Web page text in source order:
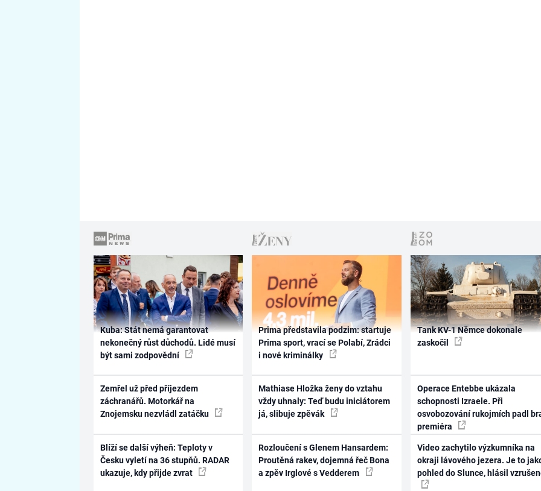
Kuba: Stát nemá garantovat
nekonečný růst důchodů. Lidé musí
být sami zodpovědní
Zemřel už před příjezdem
záchranářů. Motorkář na
Znojemsku nezvládl zatáčku
Blíží se další výheň: Teploty v
Česku vyletí na 36 stupňů. RADAR
ukazuje, kdy přijde zvrat
Prima představila podzim: startuje
Prima sport, vrací se Polabí, Zrádci
i nové kriminálky
Mathiase Hložka ženy do vztahu
vždy uhnaly: Teď budu iniciátorem
já, slibuje zpěvák
Rozloučení s Glenem Hansardem:
Proutěná rakev, dojemná řeč Bona
a zpěv Irglové s Vedderem
Tank KV-1 Němce dokonale
zaskočil
Operace Entebbe ukázala
schopnosti Izraele. Při
osvobozování rukojmích padl
premiéra
Video zachytilo výzkumníka na
okraji lávového jezera. Je to
pohled do Slunce, hlásil